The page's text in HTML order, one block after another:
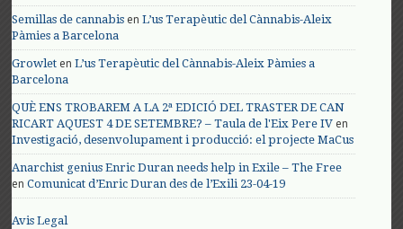
Semillas de cannabis enL’us Terapèutic del Cànnabis-Aleix
Pàmies a Barcelona
Growlet enL’us Terapèutic del Cànnabis-Aleix Pàmies a
Barcelona
QUÈ ENS TROBAREM A LA 2ª EDICIÓ DEL TRASTER DE CAN
RICART AQUEST 4 DE SETEMBRE? – Taula de l'Eix Pere IV en
Investigació, desenvolupament i producció: el projecte MaCus
Anarchist genius Enric Duran needs help in Exile – The Free
enComunicat d’Enric Duran des de l’Exili 23-04-19
Avis Legal